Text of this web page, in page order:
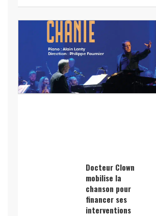
Docteur Clown
mobilise la
chanson pour
financer ses
interventions